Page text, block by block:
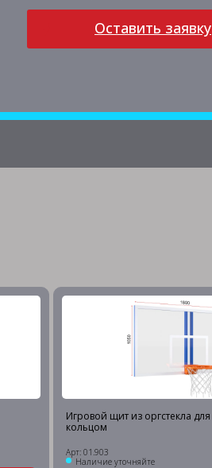
Оставить заявку
Игровой щит из оргстекла
кольцом
Арт: 01.903
Наличие уточняйте